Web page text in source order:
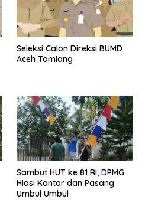
Seleksi Calon Direksi BUMD
Aceh Tamiang
Sambut HUT ke 81 RI, DPMG
Hiasi Kantor dan Pasang
Umbul Umbul